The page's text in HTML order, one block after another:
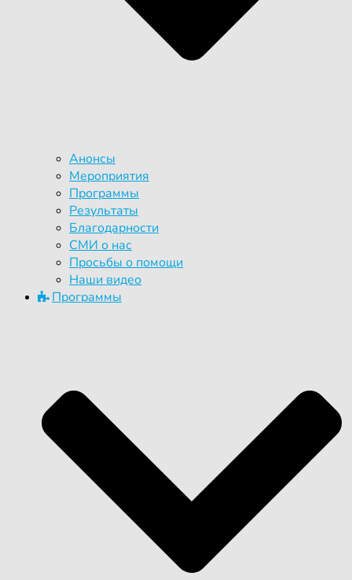
Анонсы
Мероприятия
Программы
Результаты
Благодарности
СМИ о нас
Просьбы о помощи
Наши видео
Программы